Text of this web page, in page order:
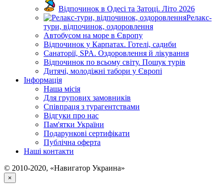
Відпочинок в Одесі та Затоці. Літо 2026
Релакс-
тури, відпочинок, оздоровлення
Автобусом на море в Європу
Відпочинок у Карпатах. Готелі, садиби
Санаторії, SPA. Оздоровлення й лікування
Відпочинок по всьому світу. Пошук турів
Дитячі, молодіжні табори у Європі
Інформація
Наша місія
Для групових замовників
Співпраця з турагентствами
Відгуки про нас
Пам'ятки України
Подарункові сертифікати
Публічна оферта
Наші контакти
© 2010-2020, «Навигатор Украина»
×